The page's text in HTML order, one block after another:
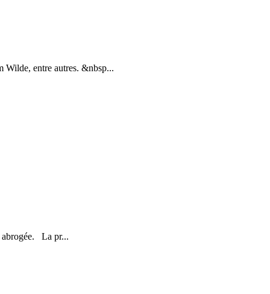
Wilde, entre autres. &nbsp...
abrogée. La pr...